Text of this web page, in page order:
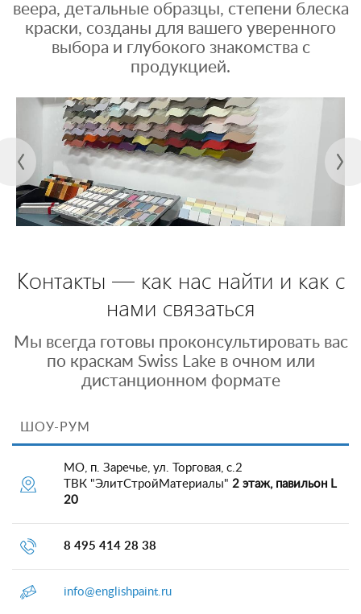
веера, детальные образцы, степени блеска
краски, созданы для вашего уверенного
выбора и глубокого знакомства с
продукцией.
Контакты — как нас найти и как с
нами связаться
Мы всегда готовы проконсультировать вас
по краскам Swiss Lake в очном или
дистанционном формате
ШОУ-РУМ
МО, п. Заречье, ул. Торговая, с.2
ТВК "ЭлитСтройМатериалы" 2 этаж, павильон L
20
8 495 414 28 38
info@englishpaint.ru